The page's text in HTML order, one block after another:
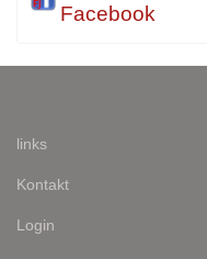
Facebook
links
Kontakt
Login